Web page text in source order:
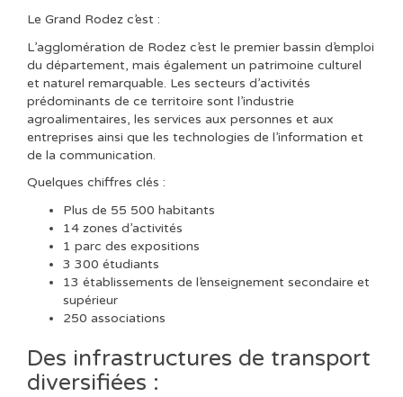
Le Grand Rodez c’est :
L’agglomération de Rodez c’est le premier bassin d’emploi
du département, mais également un patrimoine culturel
et naturel remarquable. Les secteurs d’activités
prédominants de ce territoire sont l’industrie
agroalimentaires, les services aux personnes et aux
entreprises ainsi que les technologies de l’information et
de la communication.
Quelques chiffres clés :
Plus de 55 500 habitants
14 zones d’activités
1 parc des expositions
3 300 étudiants
13 établissements de l’enseignement secondaire et
supérieur
250 associations
Des infrastructures de transport
diversifiées :